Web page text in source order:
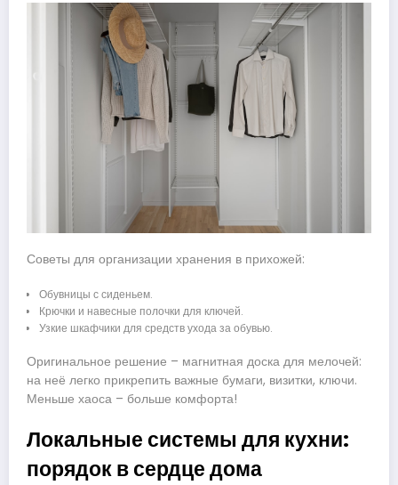
Советы для организации хранения в прихожей:
Обувницы с сиденьем.
Крючки и навесные полочки для ключей.
Узкие шкафчики для средств ухода за обувью.
Оригинальное решение – магнитная доска для мелочей:
на неё легко прикрепить важные бумаги, визитки, ключи.
Меньше хаоса – больше комфорта!
Локальные системы для кухни:
порядок в сердце дома